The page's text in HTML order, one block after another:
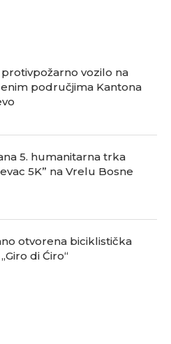
vozilo na
područjima Kantona
5. humanitarna trka
5K” na Vrelu Bosne
otvorena biciklistička
di Ćiro“